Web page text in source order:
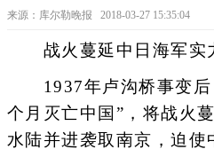
来源：库尔勒晚报 2018-03-27 15:35:04
战火蔓延中日海军实
1937年卢沟桥事变后
个月灭亡中国”，将战火
水陆并进袭取南京，迫使